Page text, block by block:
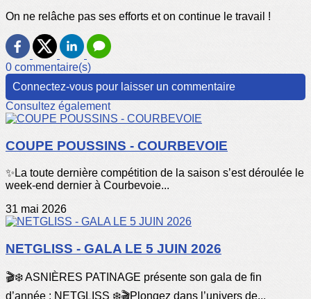
On ne relâche pas ses efforts et on continue le travail !
0 commentaire(s)
Connectez-vous pour laisser un commentaire
Consultez également
COUPE POUSSINS - COURBEVOIE
✨️La toute dernière compétition de la saison s’est déroulée le
week-end dernier à Courbevoie...
31 mai 2026
NETGLISS - GALA LE 5 JUIN 2026
🎬❄️ ASNIÈRES PATINAGE présente son gala de fin
d’année : NETGLISS ❄️🎬Plongez dans l’univers de...